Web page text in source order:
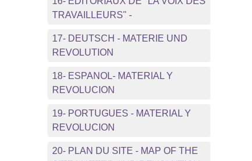
TRAVAILLEURS" -
17- DEUTSCH - MATERIE UND
REVOLUTION
18- ESPANOL- MATERIAL Y
REVOLUCION
19- PORTUGUES - MATERIAL Y
REVOLUCION
20- PLAN DU SITE - MAP OF THE